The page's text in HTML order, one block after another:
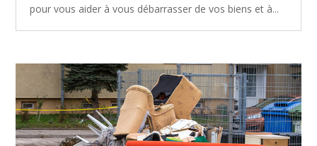
pour vous aider à vous débarrasser de vos biens et à...